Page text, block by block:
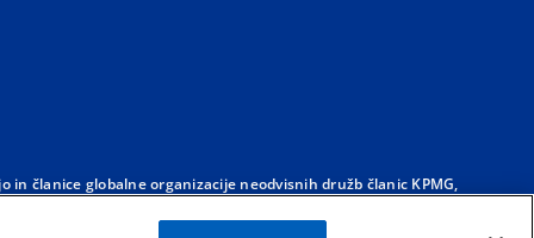
in članice globalne organizacije neodvisnih družb članic KPMG,